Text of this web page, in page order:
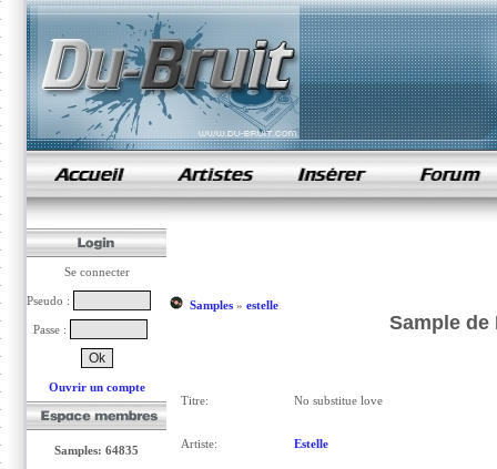
samples de rap
Se connecter
Pseudo :
Passe :
Ouvrir un compte
Samples: 64835
Samples» estelle
Sample
Titre: No substitue love
Artiste: Estelle